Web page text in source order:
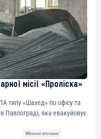
місії «Проліска»
типу «Шахед» по офісу та
в Павлограді, яка евакуйовує
#Воєнні злочини